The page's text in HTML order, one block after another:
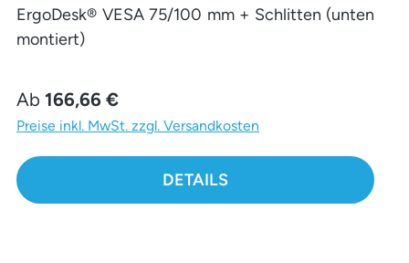
ErgoDesk® VESA 75/100 mm + Schlitten (unten
montiert)
Regulärer Preis:
Ab 166,66 €
Preise inkl. MwSt. zzgl. Versandkosten
DETAILS